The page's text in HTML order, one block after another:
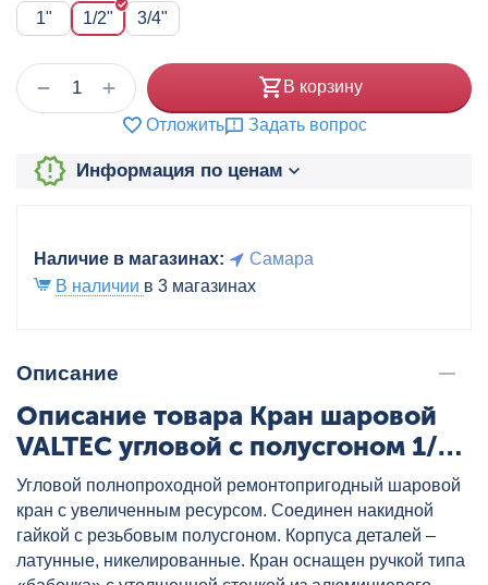
1"
1/2" 3/4"
+
− В корзину
Отложить Задать вопрос
Информация по ценам
Наличие в магазинах:
Самара
В наличии в 3 магазинах
Описание
Описание товара Кран шаровой
VALTEC угловой с полусгоном 1/2"
бабочка, артикул: VT.228.N.04
Угловой полнопроходной ремонтопригодный шаровой
кран с увеличенным ресурсом. Соединен накидной
гайкой с резьбовым полусгоном. Корпуса деталей –
латунные, никелированные. Кран оснащен ручкой типа